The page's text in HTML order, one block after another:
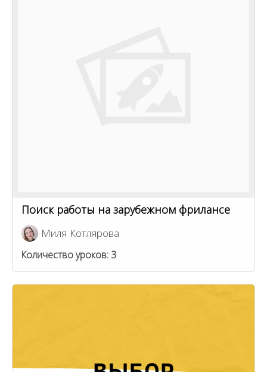
Поиск работы на зарубежном фрилансе
Миля Котлярова
Количество уроков: 3